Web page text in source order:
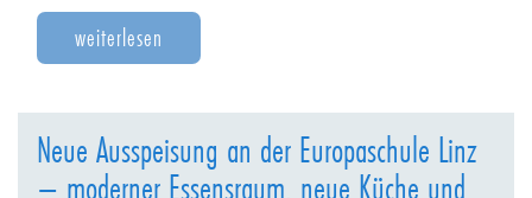
weiterlesen
Neue Ausspeisung an der Europaschule Linz
– moderner Essensraum, neue Küche und